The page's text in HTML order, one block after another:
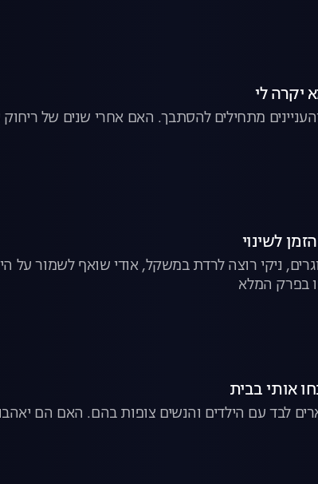
מתחילים להסתבך. האם אחרי שנים של ריחוק
ניקי רוצה לרדת במשקל, אודי שואף לשמור על
בפרק המלא
לבד עם הילדים והנשים צופות בהם. האם הם